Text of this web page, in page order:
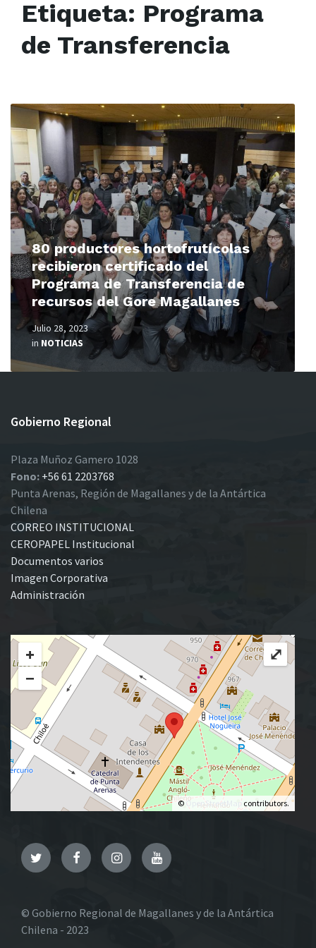
Etiqueta: Programa
de Transferencia
80 productores hortofrutícolas
recibieron certificado del
Programa de Transferencia de
recursos del Gore Magallanes
Julio 28, 2023
in NOTICIAS
Read
More
Gobierno Regional
Plaza Muñoz Gamero 1028
Fono: +56 61 2203768
Punta Arenas, Región de Magallanes y de la Antártica
Chilena
CORREO INSTITUCIONAL
CEROPAPEL Institucional
Documentos varios
Imagen Corporativa
Administración
+
−
© OpenStreetMap contributors.
⤢
TwitterFacebookInstagramYouTube
© Gobierno Regional de Magallanes y de la Antártica
Chilena - 2023